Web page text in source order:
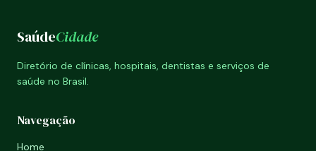
SaúdeCidade
Diretório de clínicas, hospitais, dentistas e serviços de
saúde no Brasil.
Navegação
Home